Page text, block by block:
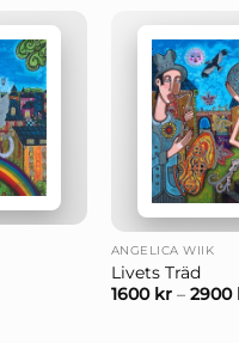
ANGELICA WIIK
Livets Träd
1600 kr– 2900